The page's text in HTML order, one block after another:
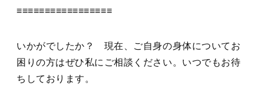
≡≡≡≡≡≡≡≡≡≡≡≡≡≡≡≡≡
いかがでしたか？ 現在、ご自身の身体についてお
困りの方はぜひ私にご相談ください。いつでもお待
ちしております。